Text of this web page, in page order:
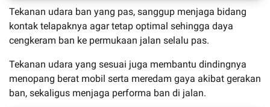
Tekanan udara ban yang pas, sanggup menjaga bidang
kontak telapaknya agar tetap optimal sehingga daya
cengkeram ban ke permukaan jalan selalu pas.
Tekanan udara yang sesuai juga membantu dindingnya
menopang berat mobil serta meredam gaya akibat gerakan
ban, sekaligus menjaga performa ban di jalan.